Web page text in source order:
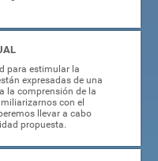
para estimular la
expresadas de una
la comprensión de la
con el
llevar a cabo
propuesta.